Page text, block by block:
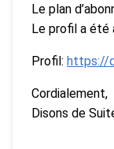
Le plan
Le profil a été
Profil: https://
Cordialement,
Disons de